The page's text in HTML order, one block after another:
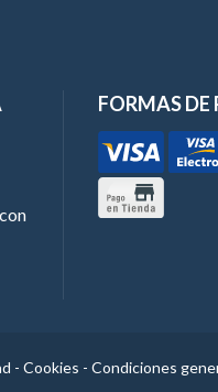
FORMAS DE
- Cookies - Condiciones